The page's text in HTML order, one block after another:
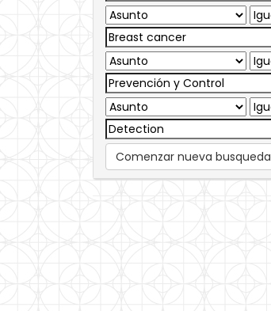
Comenzar nueva busqueda